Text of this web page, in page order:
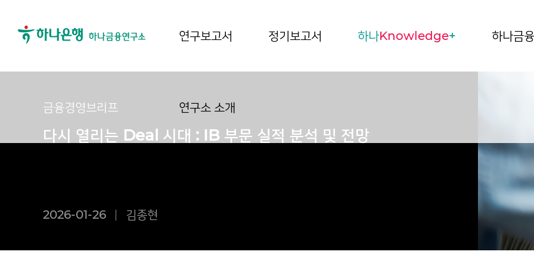
연구보고서 정기보고서 하나Knowledge+ 하나금
연구소 소개
금융경영브리프
다시 열리는 Deal 시대 : IB 부문 실적 분석 및 전망
2026-01-26 김종현